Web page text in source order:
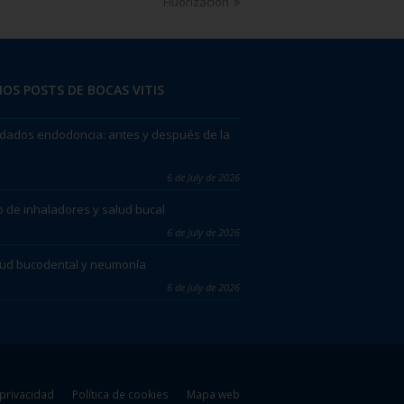
POSTS DE BOCAS VITIS
endodoncia: antes y después de la
6 de July de 2026
de inhaladores y salud bucal
6 de July de 2026
bucodental y neumonía
6 de July de 2026
Política de cookies Mapa web